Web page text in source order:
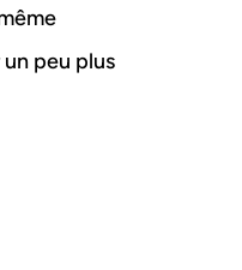
peu plus